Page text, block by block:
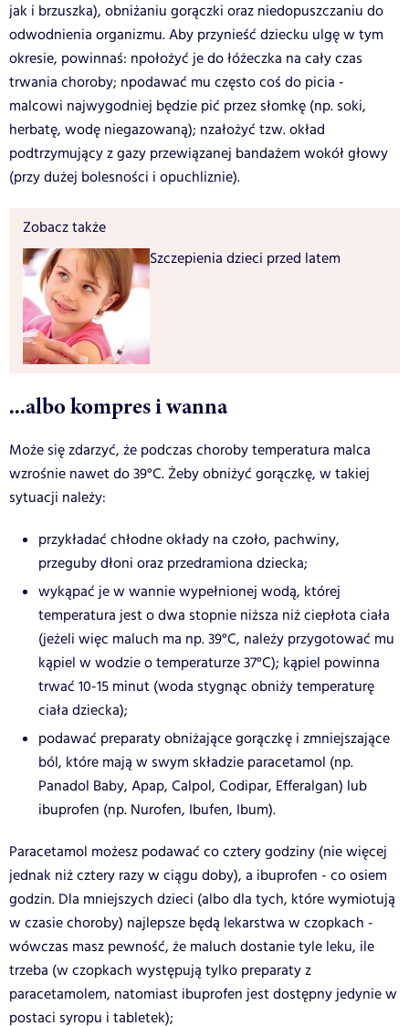
jak i brzuszka), obniżaniu gorączki oraz niedopuszczaniu do
odwodnienia organizmu. Aby przynieść dziecku ulgę w tym
okresie, powinnaś: npołożyć je do łóżeczka na cały czas
trwania choroby; npodawać mu często coś do picia -
malcowi najwygodniej będzie pić przez słomkę (np. soki,
herbatę, wodę niegazowaną); nzałożyć tzw. okład
podtrzymujący z gazy przewiązanej bandażem wokół głowy
(przy dużej bolesności i opuchliznie).
Zobacz także
Szczepienia dzieci przed latem
...albo kompres i wanna
Może się zdarzyć, że podczas choroby temperatura malca
wzrośnie nawet do 39°C. Żeby obniżyć gorączkę, w takiej
sytuacji należy:
przykładać chłodne okłady na czoło, pachwiny,
przeguby dłoni oraz przedramiona dziecka;
wykąpać je w wannie wypełnionej wodą, której
temperatura jest o dwa stopnie niższa niż ciepłota ciała
(jeżeli więc maluch ma np. 39°C, należy przygotować mu
kąpiel w wodzie o temperaturze 37°C); kąpiel powinna
trwać 10-15 minut (woda stygnąc obniży temperaturę
ciała dziecka);
podawać preparaty obniżające gorączkę i zmniejszające
ból, które mają w swym składzie paracetamol (np.
Panadol Baby, Apap, Calpol, Codipar, Efferalgan) lub
ibuprofen (np. Nurofen, Ibufen, Ibum).
Paracetamol możesz podawać co cztery godziny (nie więcej
jednak niż cztery razy w ciągu doby), a ibuprofen - co osiem
godzin. Dla mniejszych dzieci (albo dla tych, które wymiotują
w czasie choroby) najlepsze będą lekarstwa w czopkach -
wówczas masz pewność, że maluch dostanie tyle leku, ile
trzeba (w czopkach występują tylko preparaty z
paracetamolem, natomiast ibuprofen jest dostępny jedynie w
postaci syropu i tabletek);